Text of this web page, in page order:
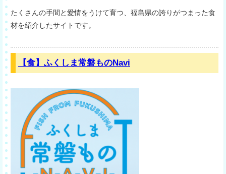
たくさんの手間と愛情をうけて育つ、福島県の誇りがつまった食
材を紹介したサイトです。
【食】ふくしま常磐ものNavi